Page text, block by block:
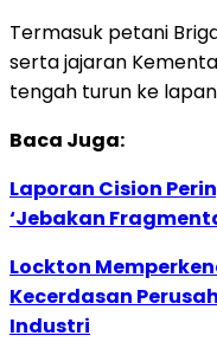
Termasuk petani
serta jajaran
tengah turun ke
Baca Juga:
Laporan Cision
‘Jebakan
Lockton
Kecerdasan
Industri